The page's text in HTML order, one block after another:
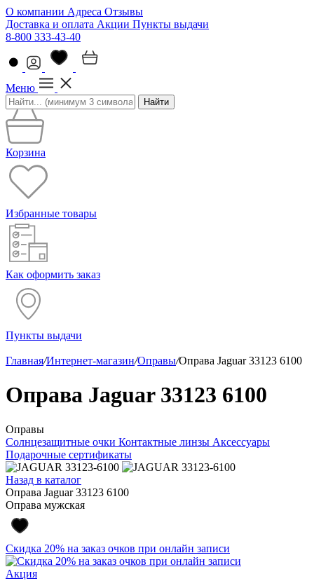
О компании Адреса Отзывы
Доставка и оплата Акции Пункты выдачи
8-800 333-43-40
Меню
Найти
Корзина
Избранные товары
Как оформить заказ
Пункты выдачи
Главная/Интернет-магазин/Оправы/Оправа Jaguar 33123 6100
Оправа Jaguar 33123 6100
Оправы
Солнцезащитные очки Контактные линзы Аксессуары
Подарочные сертификаты
Назад в каталог
Оправа Jaguar 33123 6100
Оправа мужская
Скидка 20% на заказ очков при онлайн записи
Акция